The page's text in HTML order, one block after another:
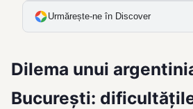
Urmărește-ne în Discover
Dilema unui
București: